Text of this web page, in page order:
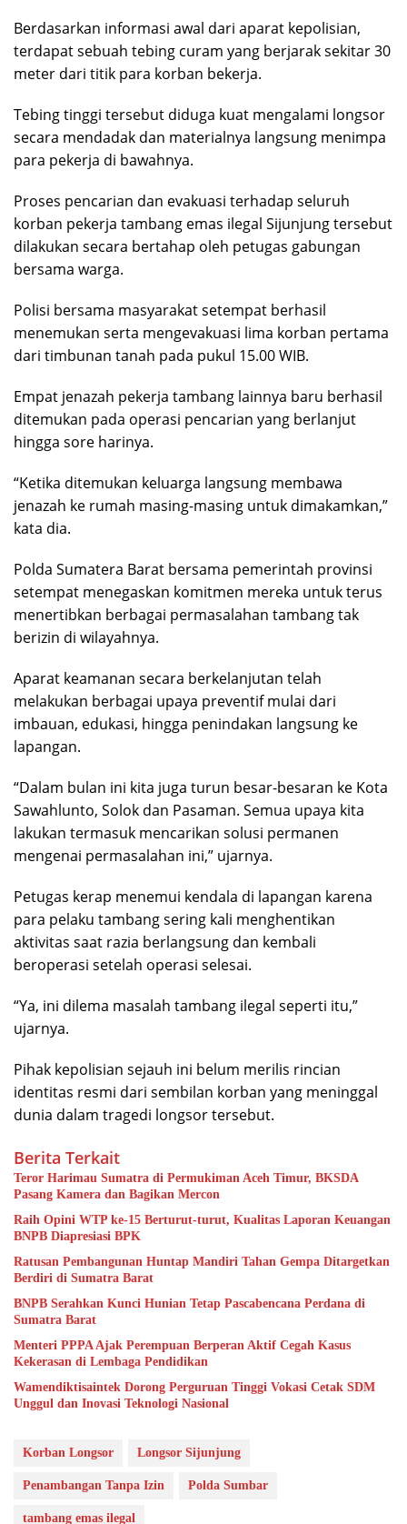
Berdasarkan informasi awal dari aparat kepolisian,
terdapat sebuah tebing curam yang berjarak sekitar 30
meter dari titik para korban bekerja.
Tebing tinggi tersebut diduga kuat mengalami longsor
secara mendadak dan materialnya langsung menimpa
para pekerja di bawahnya.
Proses pencarian dan evakuasi terhadap seluruh
korban pekerja tambang emas ilegal Sijunjung tersebut
dilakukan secara bertahap oleh petugas gabungan
bersama warga.
Polisi bersama masyarakat setempat berhasil
menemukan serta mengevakuasi lima korban pertama
dari timbunan tanah pada pukul 15.00 WIB.
Empat jenazah pekerja tambang lainnya baru berhasil
ditemukan pada operasi pencarian yang berlanjut
hingga sore harinya.
“Ketika ditemukan keluarga langsung membawa
jenazah ke rumah masing-masing untuk dimakamkan,”
kata dia.
Polda Sumatera Barat bersama pemerintah provinsi
setempat menegaskan komitmen mereka untuk terus
menertibkan berbagai permasalahan tambang tak
berizin di wilayahnya.
Aparat keamanan secara berkelanjutan telah
melakukan berbagai upaya preventif mulai dari
imbauan, edukasi, hingga penindakan langsung ke
lapangan.
“Dalam bulan ini kita juga turun besar-besaran ke Kota
Sawahlunto, Solok dan Pasaman. Semua upaya kita
lakukan termasuk mencarikan solusi permanen
mengenai permasalahan ini,” ujarnya.
Petugas kerap menemui kendala di lapangan karena
para pelaku tambang sering kali menghentikan
aktivitas saat razia berlangsung dan kembali
beroperasi setelah operasi selesai.
“Ya, ini dilema masalah tambang ilegal seperti itu,”
ujarnya.
Pihak kepolisian sejauh ini belum merilis rincian
identitas resmi dari sembilan korban yang meninggal
dunia dalam tragedi longsor tersebut.
Berita Terkait
Teror Harimau Sumatra di Permukiman Aceh Timur, BKSDA
Pasang Kamera dan Bagikan Mercon
Raih Opini WTP ke-15 Berturut-turut, Kualitas Laporan Keuangan
BNPB Diapresiasi BPK
Ratusan Pembangunan Huntap Mandiri Tahan Gempa Ditargetkan
Berdiri di Sumatra Barat
BNPB Serahkan Kunci Hunian Tetap Pascabencana Perdana di
Sumatra Barat
Menteri PPPA Ajak Perempuan Berperan Aktif Cegah Kasus
Kekerasan di Lembaga Pendidikan
Wamendiktisaintek Dorong Perguruan Tinggi Vokasi Cetak SDM
Unggul dan Inovasi Teknologi Nasional
Korban Longsor Longsor Sijunjung
Penambangan Tanpa Izin Polda Sumbar
tambang emas ilegal